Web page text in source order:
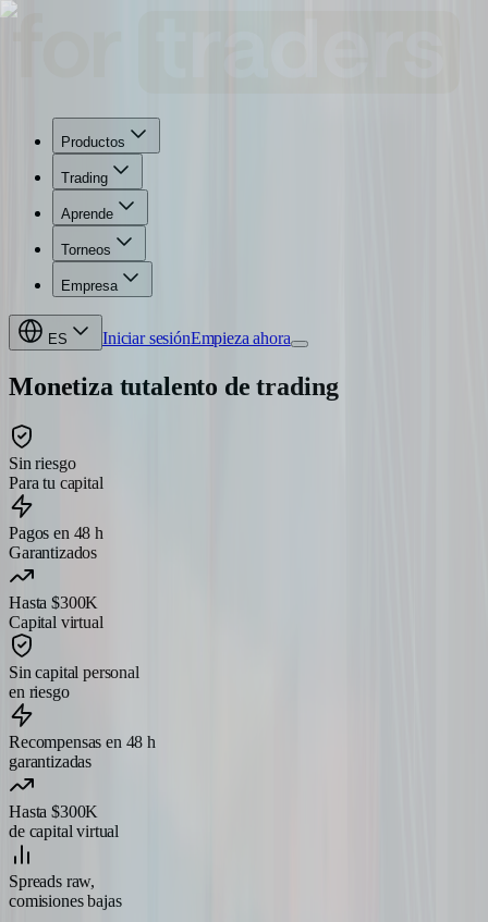
Productos
Trading
Aprende
Torneos
Empresa
ES Iniciar sesiónEmpieza ahora
Monetiza tutalento de trading
Sin riesgo
Para tu capital
Pagos en 48 h
Garantizados
Hasta $300K
Capital virtual
Sin capital personal
en riesgo
Recompensas en 48 h
garantizadas
Hasta $300K
de capital virtual
Spreads raw,
comisiones bajas